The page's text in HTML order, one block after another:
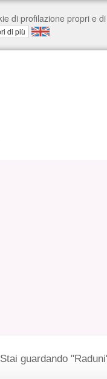
Stai guardando